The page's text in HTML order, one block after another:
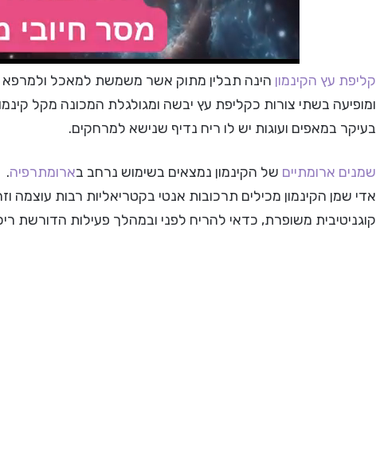
קליפת עץ הקינמון הינה תבלין מתוק אשר משמשת למאכל ולמרפא
ומופיעה בשתי צורות כקליפת עץ יבשה ומגולגלת המכונה מקל
בעיקר במאפים ועוגות יש לו ריח נדיף שנישא למרחקים.
שמנים ארומתיים של הקינמון נמצאים בשימוש נרחב בארומתרפיה.
אדי שמן הקינמון מכילים תרכובות אנטי בקטריאליות רבות עוצמה
קוגניטיבית משופרת, כדאי להריח לפני ובמהלך פעילות הדורשת